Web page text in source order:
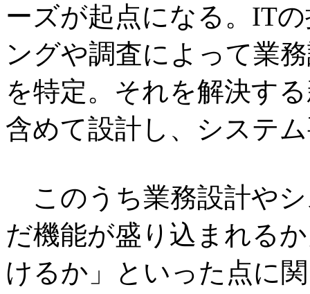
ーズが起点になる。IT
ングや調査によって業
を特定。それを解決す
含めて設計し、システ
このうち業務設計や
だ機能が盛り込まれる
けるか」といった点に